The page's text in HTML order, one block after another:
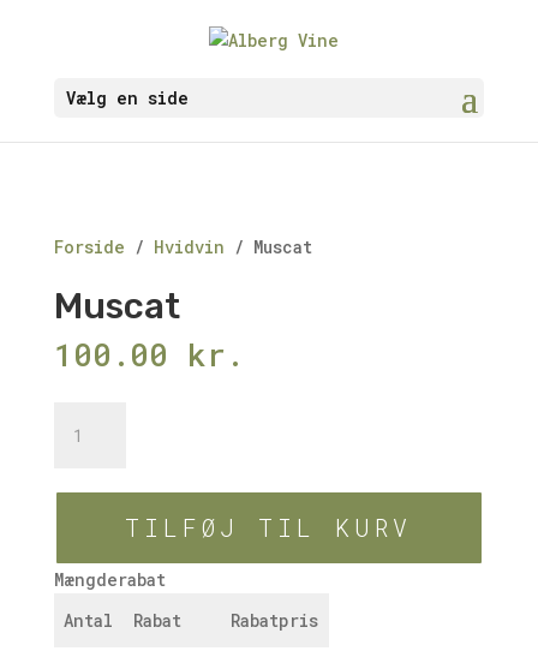
Vælg en side
Forside / Hvidvin / Muscat
Muscat
100.00 kr.
antal
TILFØJ TIL KURV
Mængderabat
Antal
Rabat Rabatpris